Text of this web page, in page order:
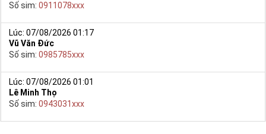
Số sim: 0911078xxx
Lúc: 07/08/2026 01:17
Vũ Văn Đức
Số sim: 0985785xxx
Lúc: 07/08/2026 01:01
Lê Minh Thọ
Số sim: 0943031xxx